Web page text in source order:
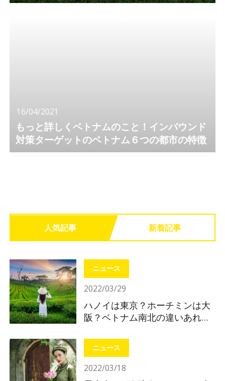
16/04/2021
もっと詳しくベトナムのこと！インバウンド
対策ターゲットのベトナム６つの都市の特徴
人気記事 新着記事
ニュース
2022/03/29
ハノイは東京？ホーチミンは大
阪？ベトナム南北の違いあれこ
ニュース
2022/03/18